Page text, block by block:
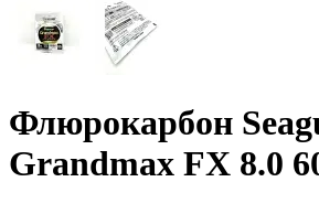
Флюрокарбон
Grandmax FX 8.0